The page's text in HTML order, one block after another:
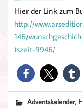
Hier der Link zum
http://
146/
tszeit-9946/
Adventskalender,